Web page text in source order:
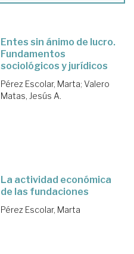
Entes sin ánimo de lucro.
Fundamentos
sociológicos y jurídicos
Pérez Escolar, Marta; Valero
Matas, Jesús A.
La actividad económica
de las fundaciones
Pérez Escolar, Marta